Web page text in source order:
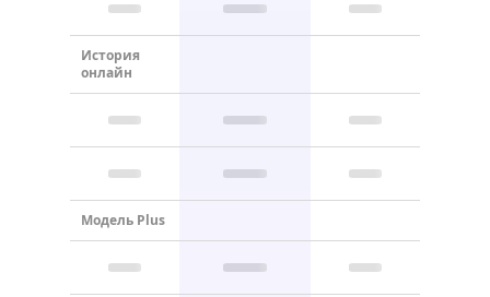
История
онлайн
Модель Plus